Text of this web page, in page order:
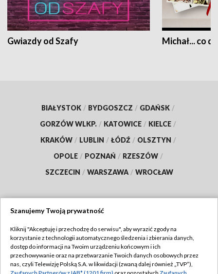
Gwiazdy od Szafy Michał... co
BIAŁYSTOK / BYDGOSZCZ / GDAŃSK /
GORZÓW WLKP. / KATOWICE / KIELCE /
KRAKÓW / LUBLIN / ŁÓDŹ / OLSZTYN /
OPOLE / POZNAŃ / RZESZÓW /
SZCZECIN / WARSZAWA / WROCŁAW
TVP
Abonament TVP
Emisja w TVP
Regulamin TVP
Szanujemy Twoją prywatność
Kliknij "Akceptuję i przechodzę do serwisu", aby wyrazić zgody na
korzystanie z technologii automatycznego śledzenia i zbierania danych,
dostęp do informacji na Twoim urządzeniu końcowym i ich
przechowywanie oraz na przetwarzanie Twoich danych osobowych przez
nas, czyli Telewizję Polską S.A. w likwidacji (zwaną dalej również „TVP”),